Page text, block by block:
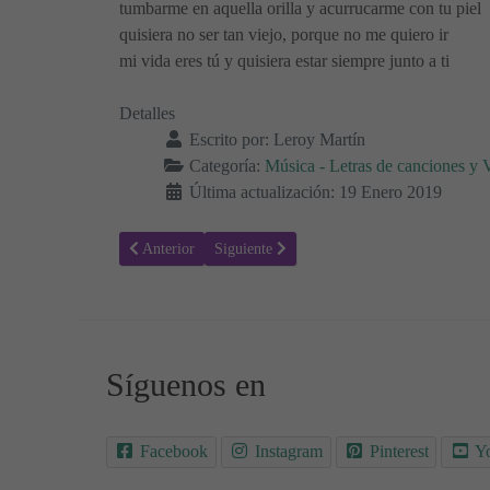
tumbarme en aquella orilla y acurrucarme con tu piel
quisiera no ser tan viejo, porque no me quiero ir
mi vida eres tú y quisiera estar siempre junto a ti
Detalles
Escrito por: Leroy Martín
Categoría: Música - Letras de canciones y
Última actualización: 19 Enero 2019
Artículo anterior: Letra de la canción Mujer Bruja, Lola
Anterior Artículo siguiente: Letra de la canción,
Siguiente
Síguenos en
Facebook Instagram Pinterest